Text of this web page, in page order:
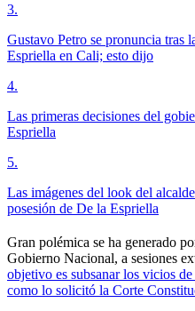
3.
Gustavo Petro se pronuncia tras
Espriella en Cali; esto dijo
4.
Las primeras decisiones del
Espriella
5.
Las imágenes del look del
posesión de De la Espriella
Gran polémica se ha generado
Gobierno Nacional, a sesiones
objetivo es subsanar los vicios
como lo solicitó la Corte